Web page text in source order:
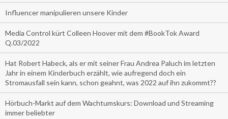
Influencer manipulieren unsere Kinder
Media Control kürt Colleen Hoover mit dem #BookTok Award
Q.03/2022
Hat Robert Habeck, als er mit seiner Frau Andrea Paluch im letzten
Jahr in einem Kinderbuch erzählt, wie aufregend doch ein
Stromausfall sein kann, schon geahnt, was 2022 auf ihn zukommt??
Hörbuch-Markt auf dem Wachtumskurs: Download und Streaming
immer beliebter